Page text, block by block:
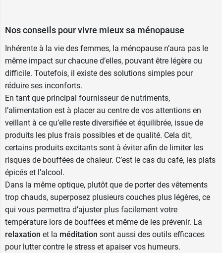
Nos conseils pour vivre mieux sa ménopause
Inhérente à la vie des femmes, la ménopause n’aura pas le
même impact sur chacune d’elles, pouvant être légère ou
difficile. Toutefois, il existe des solutions simples pour
réduire ses inconforts.
En tant que principal fournisseur de nutriments,
l’alimentation est à placer au centre de vos attentions en
veillant à ce qu’elle reste diversifiée et équilibrée, issue de
produits les plus frais possibles et de qualité. Cela dit,
certains produits excitants sont à éviter afin de limiter les
risques de bouffées de chaleur. C’est le cas du café, les plats
épicés et l’alcool.
Dans la même optique, plutôt que de porter des vêtements
trop chauds, superposez plusieurs couches plus légères, ce
qui vous permettra d’ajuster plus facilement votre
température lors de bouffées et même de les prévenir. La
relaxation et la méditation sont aussi des outils efficaces
pour lutter contre le stress et apaiser vos humeurs.